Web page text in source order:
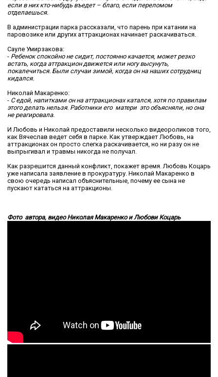
если в них кто-нибудь въедет – благо, если переломом
отделаешься.
В администрации парка рассказали, что парень при катании на
паровозике или других аттракционах начинает раскачиваться.
Сауле Умирзакова:
- Ребенок спокойно не сидит, постоянно качается, может резко
встать, когда аттракцион движется или ногу высунуть,
покалечиться. Были случаи зимой, когда он на наших сотрудниц
кидался.
Николай Макаренко:
- С едой, напитками он на аттракционах катался, хотя по правилам
этого делать нельзя. Работники его матери это объясняли, но она
не реагировала.
И Любовь и Николай предоставили несколько видеороликов того,
как Вячеслав ведет себя в парке. Как утверждает Любовь, на
аттракционах он просто слегка раскачивается, но ни разу он не
выпрыгивал и травмы никогда не получал.
Как разрешится данный конфликт, покажет время. Любовь Коцарь
уже написала заявление в прокуратуру. Николай Макаренко в
свою очередь написал объяснительные, почему ее сына не
пускают кататься на аттракционы.
Фото автора, видео Николая Макаренко и Любови Коцарь